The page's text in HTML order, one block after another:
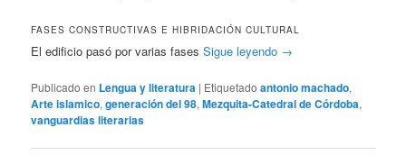
FASES CONSTRUCTIVAS E HIBRIDACIÓN CULTURAL
El edificio pasó por varias fasesSigue leyendo →
Publicado en Lengua y literatura | Etiquetado antonio machado,
Arte islamico,generación del 98,Mezquita-Catedral de Córdoba,
vanguardias literarias